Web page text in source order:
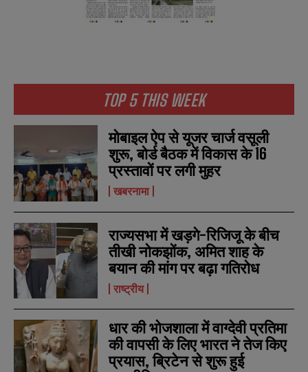
TOP 5 THIS WEEK
मोबाइल ऐप से यूजर चार्ज वसूली
शुरू, बोर्ड बैठक में विकास के 16
प्रस्तावों पर लगी मुहर
खबरनामा
राज्यसभा में खड़गे-रिजिजू के बीच
तीखी नोकझोंक, अमित शाह के
बयान की मांग पर बढ़ा गतिरोध
राष्ट्रीय
धार की भोजशाला में वाग्देवी प्रतिमा
की वापसी के लिए भारत ने तेज किए
प्रयास, ब्रिटेन से शुरू हुई